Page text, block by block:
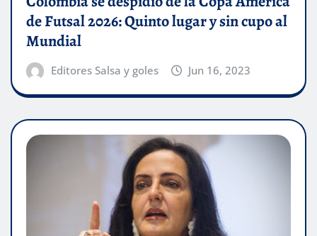
de Futsal 2026: Quinto lugar y sin cupo al
Mundial
Editores Salsa y goles Jun 16, 2023